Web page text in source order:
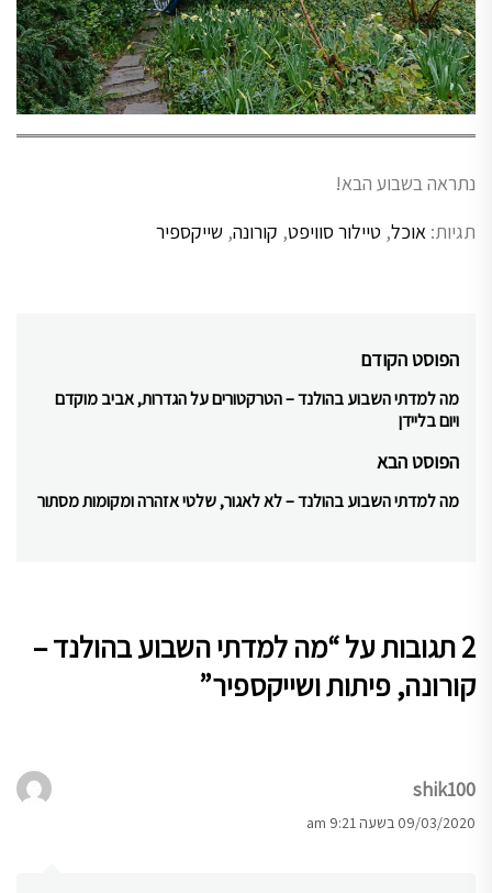
נתראה בשבוע הבא!
תגיות: אוכל, טיילור סוויפט, קורונה, שייקספיר
ניווט
הפוסט הקודם
Previous
post:
מה למדתי השבוע בהולנד – הטרקטורים על הגדרות, אביב מוקדם
ויום בליידן
הפוסט הבא
Next
מה למדתי השבוע בהולנד – לא לאגור, שלטי אזהרה ומקומות מסתור
2 תגובות על “
מה למדתי השבוע בהולנד –
קורונה, פיתות ושייקספיר”
shik100
09/03/2020 בשעה 9:21 am